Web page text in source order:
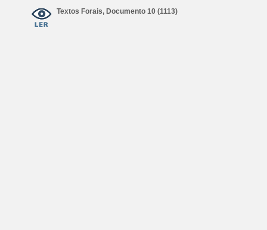
Textos Forais, Documento 10 (1113)